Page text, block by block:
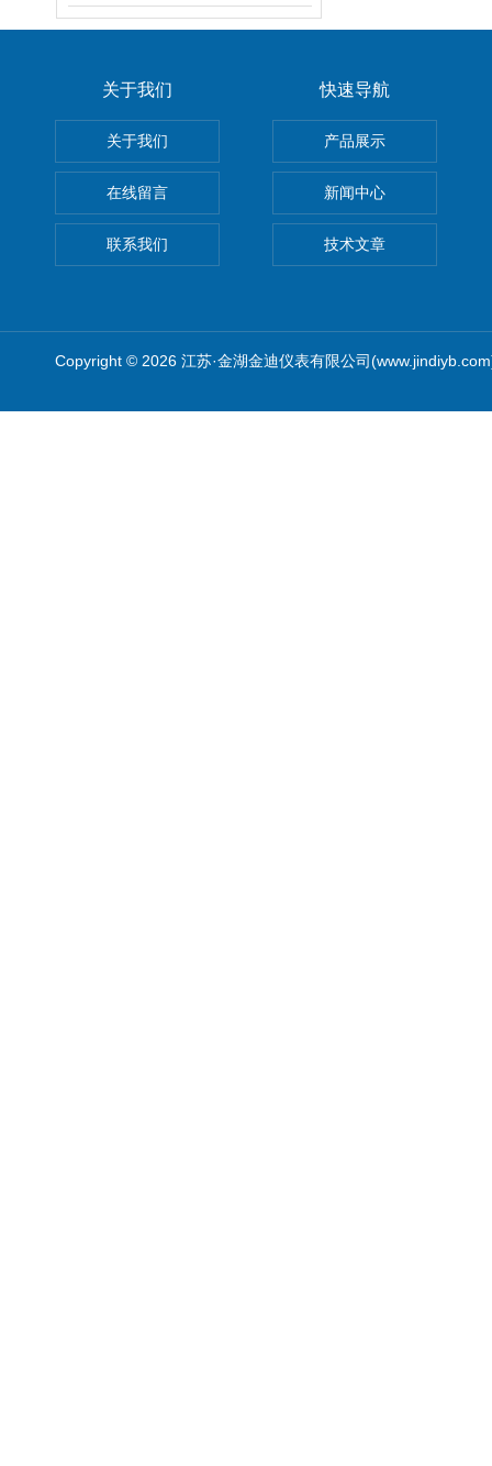
关于我们
关于我们
在线留言
联系我们
快速导航
产品展示
新闻中心
技术文章
Copyright © 2026 江苏·金湖金迪仪表有限公司